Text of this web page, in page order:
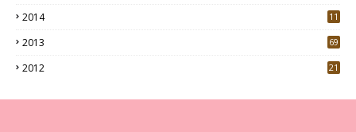
2014 11
2013 69
2012 21